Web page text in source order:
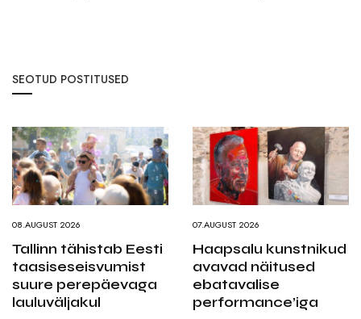
SEOTUD POSTITUSED
08.AUGUST 2026
Tallinn tähistab Eesti
taasiseseisvumist
suure perepäevaga
lauluväljakul
07.AUGUST 2026
Haapsalu kunstnikud
avavad näitused
ebatavalise
performance’iga